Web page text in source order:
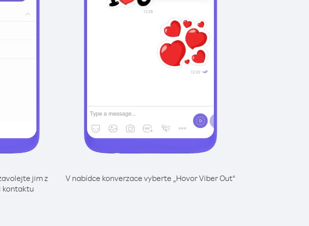
jim z
kontaktu
V nabídce konverzace vyberte „Hovor Viber Out“